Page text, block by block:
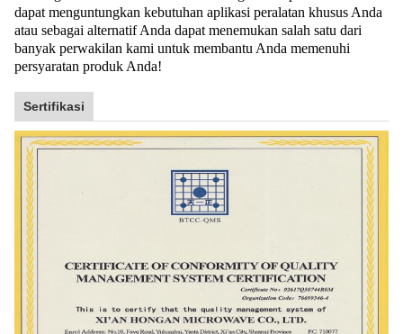
dapat menguntungkan kebutuhan aplikasi peralatan khusus Anda
atau sebagai alternatif Anda dapat menemukan salah satu dari
banyak perwakilan kami untuk membantu Anda memenuhi
persyaratan produk Anda!
Sertifikasi